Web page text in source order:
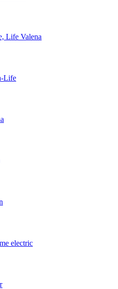
Life Valena
Life
electric